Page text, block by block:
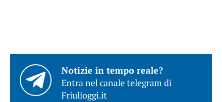
Notizie in tempo reale?
Entra nel canale telegram di
Friulioggi.it